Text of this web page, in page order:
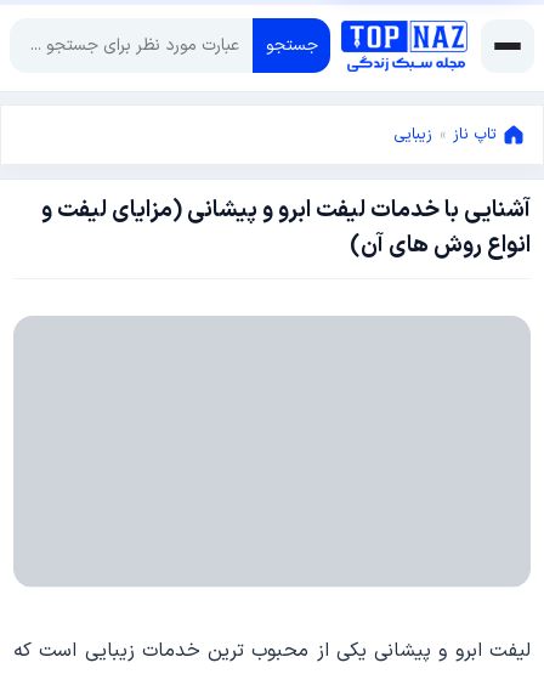
جستجو
تاپ ناز » زیبایی
آشنایی با خدمات لیفت ابرو و پیشانی (مزایای لیفت و
انواع روش های آن)
نوامبر
12,
12,
لیفت ابرو و پیشانی یکی از محبوب ترین خدمات زیبایی است که